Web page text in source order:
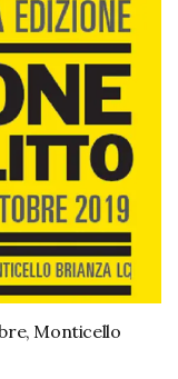
Monticello